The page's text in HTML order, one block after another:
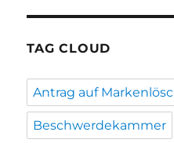
TAG CLOUD
Antrag auf
Beschwerdekammer